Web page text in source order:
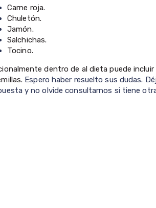
Carne roja.
Chuletón.
Jamón.
Salchichas.
Tocino.
dentro de al dieta puede
Espero haber resuelto sus dudas.
y no olvide consultarnos si tiene